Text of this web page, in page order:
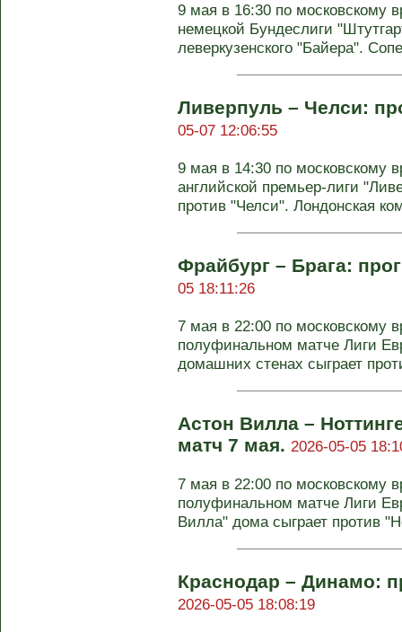
9 мая в 16:30 по московскому
немецкой Бундеслиги
леверкузенского "Байера".
Ливерпуль – Челси:
05-07 12:06:55
9 мая в 14:30 по московскому
английской премьер-лиги
против "Челси". Лондонская
Фрайбург – Брага:
05 18:11:26
7 мая в 22:00 по московскому
полуфинальном матче Лиги
домашних стенах сыграет
Астон Вилла –
матч 7 мая. 2026-05-05
7 мая в 22:00 по московскому
полуфинальном матче Лиги
Вилла" дома сыграет против
Краснодар – Динамо:
2026-05-05 18:08:19